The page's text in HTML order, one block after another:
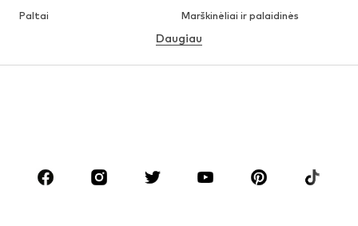
Paltai
Marškinėliai ir palaidinės
Apatiniai
Sijonai
Palaidinės ir tunikos
Aksesuarai
Premium
Daugiau